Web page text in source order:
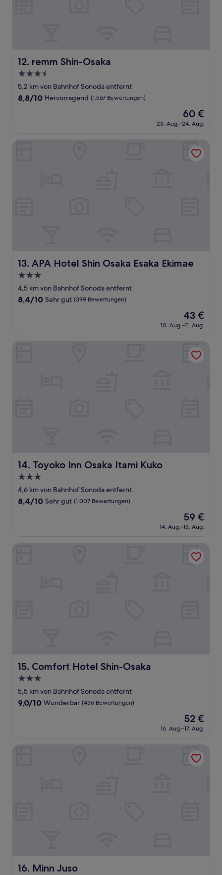
12. remm Shin-Osaka
remm Shin-Osaka
3.5-
Sterne-
Unterkunft
5,2 km von Bahnhof Sonoda entfernt
8.8
Bewertungen)
8,8/10 Hervorragend (1.567 Bewertungen)
Der
Preis
beträgt
60 €
23. Aug.–24. Aug.
13. APA Hotel Shin Osaka Esaka Ekimae
APA Hotel Shin Osaka Esaka Ekimae
3.0-
Sterne-
Unterkunft
4,5 km von Bahnhof Sonoda entfernt
8.4
(399
8,4/10 Sehr gut (399 Bewertungen)
Der
Preis
beträgt
43 €
10. Aug.–11. Aug.
14. Toyoko Inn Osaka Itami Kuko
Toyoko Inn Osaka Itami Kuko
3.0-
Sterne-
Unterkunft
4,6 km von Bahnhof Sonoda entfernt
8.4
(1.007
8,4/10 Sehr gut (1.007 Bewertungen)
Der
Preis
beträgt
59 €
14. Aug.–15. Aug.
15. Comfort Hotel Shin-Osaka
Comfort Hotel Shin-Osaka
3.0-
Sterne-
Unterkunft
5,5 km von Bahnhof Sonoda entfernt
9.0
Bewertungen)
9,0/10 Wunderbar (436 Bewertungen)
Der
Preis
beträgt
52 €
16. Aug.–17. Aug.
16. Minn Juso
Minn Juso